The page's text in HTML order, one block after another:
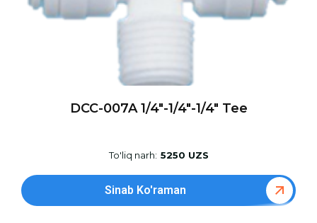
DCC-007A 1/4″-1/4″-1/4″ Tee
To'liq narh: 5250 UZS
Sinab Ko'raman